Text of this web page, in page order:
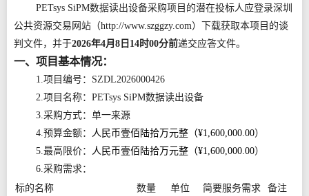
PETsys SiPM数据读出设备采购项目的潜在投标人应登录深圳
公共资源交易网站（http://www.szggzy.com）下载获取本项目的谈
判文件，并于2026年4月8日14时00分前递交应答文件。
一、项目基本情况：
1.项目编号：SZDL2026000426
2.项目名称：PETsys SiPM数据读出设备
3.采购方式：单一来源
4.预算金额： 人民币壹佰陆拾万元整（¥1,600,000.00）
5.最高限价： 人民币壹佰陆拾万元整（¥1,600,000.00）
6.采购需求：
标的名称
数量 单位 简要服务需求
备注